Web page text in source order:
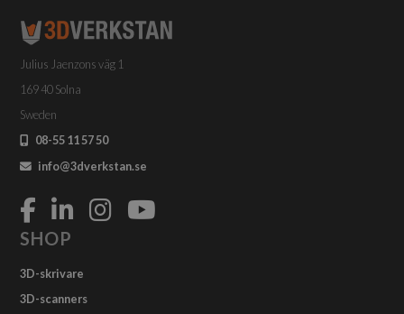
Julius Jaenzons väg 1
169 40 Solna
Sweden
08-55 11 57 50
info@3dverkstan.se
SHOP
3D-skrivare
3D-scanners